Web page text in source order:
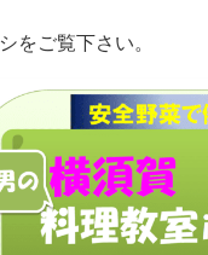
をご覧下さい。